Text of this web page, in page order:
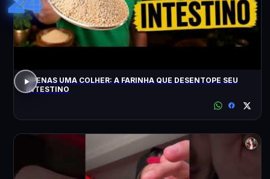
APENAS UMA COLHER: A FARINHA QUE DESENTOPE SEU
INTESTINO